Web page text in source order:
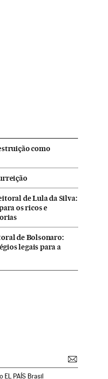
como
de Lula da Silva:
os ricos e
de Bolsonaro:
legais para a
EL PAÍS Brasil